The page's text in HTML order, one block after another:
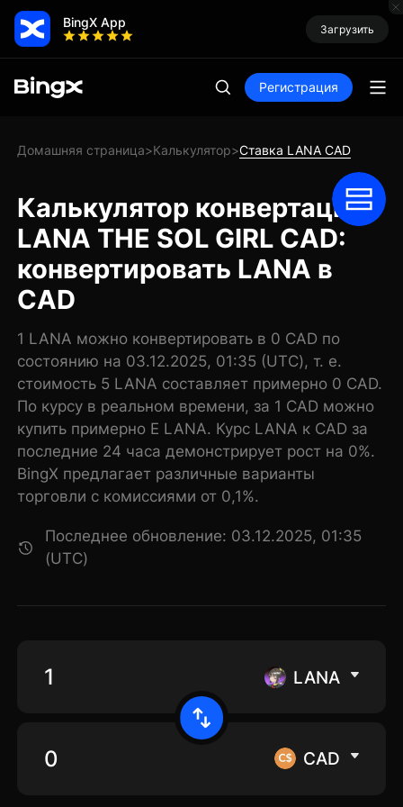
BingX App Загрузить
Регистрация
Домашняя страница>Калькулятор>Ставка LANA CAD
Калькулятор конвертации
LANA THE SOL GIRL CAD:
конвертировать LANA в
CAD
1 LANA можно конвертировать в 0 CAD по
состоянию на 03.12.2025, 01:35 (UTC), т. е.
стоимость 5 LANA составляет примерно 0 CAD.
По курсу в реальном времени, за 1 CAD можно
купить примерно E LANA. Курс LANA к CAD за
последние 24 часа демонстрирует рост на 0%.
BingX предлагает различные варианты
торговли с комиссиями от 0,1%.
Последнее обновление: 03.12.2025, 01:35
(UTC)
LANA
CAD